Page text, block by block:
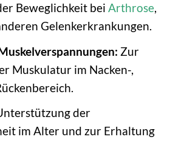
Beweglichkeit bei Arthrose,
Gelenkerkrankungen.
Zur
Muskulatur im Nacken-,
der
im Alter und zur Erhaltung